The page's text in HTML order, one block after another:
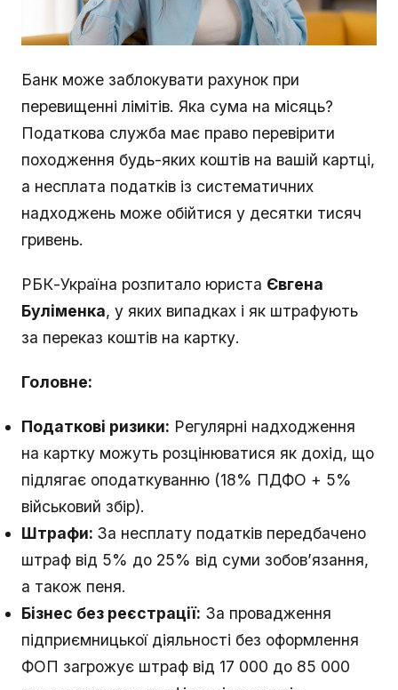
Банк може заблокувати рахунок при
перевищенні лімітів. Яка сума на місяць?
Податкова служба має право перевірити
походження будь-яких коштів на вашій картці,
а несплата податків із систематичних
надходжень може обійтися у десятки тисяч
гривень.
РБК-Україна розпитало юриста Євгена
Буліменка, у яких випадках і як штрафують
за переказ коштів на картку.
Головне:
Податкові ризики: Регулярні надходження
на картку можуть розцінюватися як дохід, що
підлягає оподаткуванню (18% ПДФО + 5%
військовий збір).
Штрафи: За несплату податків передбачено
штраф від 5% до 25% від суми зобов’язання,
а також пеня.
Бізнес без реєстрації: За провадження
підприємницької діяльності без оформлення
ФОП загрожує штраф від 17 000 до 85 000